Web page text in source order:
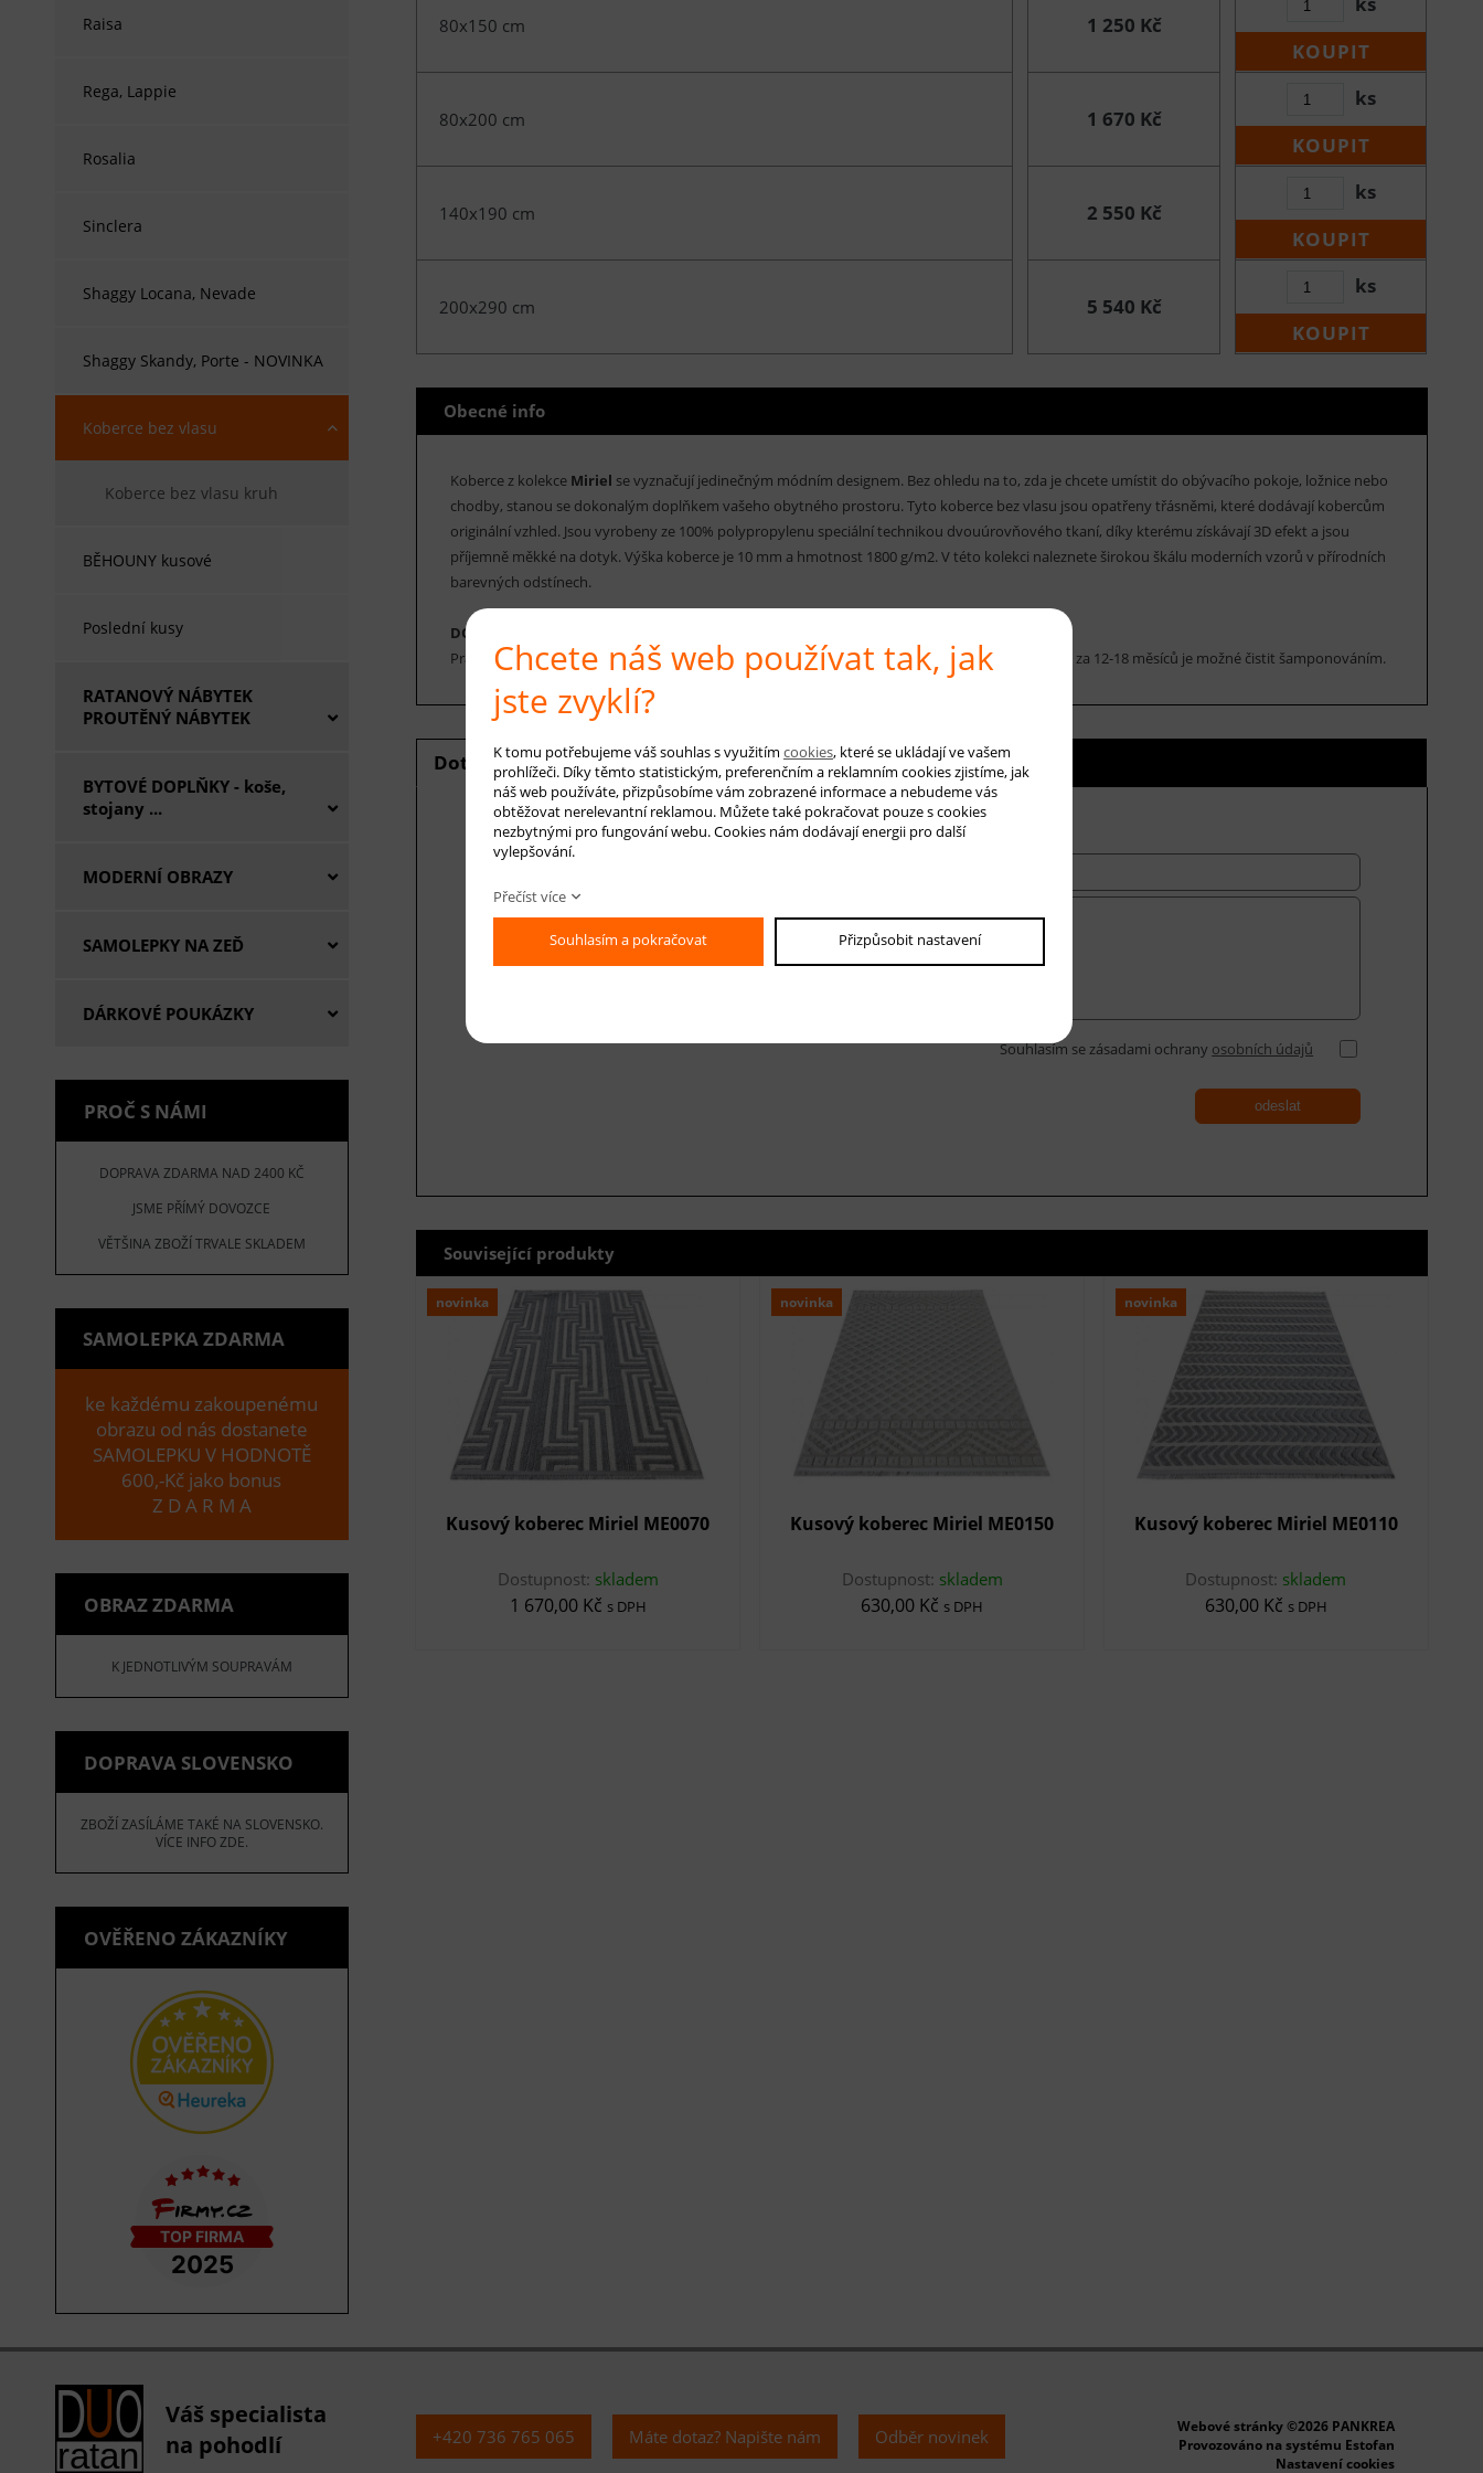
Raisa
Rega, Lappie
Rosalia
Sinclera
Shaggy Locana, Nevade
Shaggy Skandy, Porte - NOVINKA
Koberce bez vlasu
Koberce bez vlasu kruh
BĚHOUNY kusové
Poslední kusy
RATANOVÝ NÁBYTEK
PROUTĚNÝ NÁBYTEK
BYTOVÉ DOPLŇKY - koše,
stojany ...
MODERNÍ OBRAZY
SAMOLEPKY NA ZEĎ
DÁRKOVÉ POUKÁZKY
PROČ S NÁMI
DOPRAVA ZDARMA NAD 2400 KČ
JSME PŘÍMÝ DOVOZCE
VĚTŠINA ZBOŽÍ TRVALE SKLADEM
SAMOLEPKA ZDARMA
ke každému zakoupenému
obrazu od nás dostanete
SAMOLEPKU V HODNOTĚ
600,-Kč jako bonus
Z D A R M A
OBRAZ ZDARMA
K JEDNOTLIVÝM SOUPRAVÁM
DOPRAVA SLOVENSKO
ZBOŽÍ ZASÍLÁME TAKÉ NA SLOVENSKO.
VÍCE INFO ZDE.
OVĚŘENO ZÁKAZNÍKY
80x150 cm 1 250 Kč
KOUPIT
80x200 cm 1 670 Kč
ks
KOUPIT
140x190 cm 2 550 Kč
ks
KOUPIT
200x290 cm 5 540 Kč
ks
KOUPIT
Obecné info
Koberce z kolekce Miriel se vyznačují jedinečným módním designem. Bez ohledu na to, zda je chcete umístit do obývacího pokoje, ložnice nebo
chodby, stanou se dokonalým doplňkem vašeho obytného prostoru. Tyto koberce bez vlasu jsou opatřeny třásněmi, které dodávají kobercům
originální vzhled. Jsou vyrobeny ze 100% polypropylenu speciální technikou dvouúrovňového tkaní, díky kterému získávají 3D efekt a jsou
příjemně měkké na dotyk. Výška koberce je 10 mm a hmotnost 1800 g/m2. V této kolekci naleznete širokou škálu moderních vzorů v přírodních
barevných odstínech.
DOPORUČENÁ ÚDRŽBA:
Pravidelné vysávání nečistot z koberce, aby se zabránilo jejich zašlapání do koberce. Cca jednou za 12-18 měsíců je možné čistit šamponováním.
Dotaz na produkt Hlídání ceny
Váš dotaz
Souhlasím se zásadami ochrany osobních údajů
odeslat
Související produkty
novinka
Kusový koberec Miriel ME0070
Dostupnost: skladem
1 670,00 Kč s DPH
novinka
Kusový koberec Miriel ME0150
Dostupnost: skladem
630,00 Kč s DPH
novinka
Kusový koberec Miriel ME0110
Dostupnost: skladem
630,00 Kč s DPH
Váš specialista
na pohodlí
+420 736 765 065 Máte dotaz? Napište nám Odběr novinek
Webové stránky ©2026 PANKREA
Provozováno na systému Estofan
Nastavení cookies
Chcete náš web používat tak, jak
jste zvyklí?
K tomu potřebujeme váš souhlas s využitím cookies, které se ukládají ve vašem
prohlížeči. Díky těmto statistickým, preferenčním a reklamním cookies zjistíme, jak
náš web používáte, přizpůsobíme vám zobrazené informace a nebudeme vás
obtěžovat nerelevantní reklamou. Můžete také pokračovat pouze s cookies
nezbytnými pro fungování webu. Cookies nám dodávají energii pro další
vylepšování.
Přečíst více
Souhlasím a pokračovat Přizpůsobit nastavení